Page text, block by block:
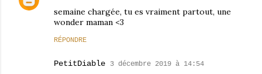
semaine chargée, tu es vraiment partout, une
wonder maman <3
RÉPONDRE
PetitDiable 3 décembre 2019 à 14:54